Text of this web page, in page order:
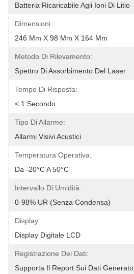
Batteria Ricaricabile Agli Ioni Di Litio
Dimensioni:
246 Mm X 98 Mm X 164 Mm
Metodo Di Rilevamento:
Spettro Di Assorbimento Del Laser
Tempo Di Risposta:
< 1 Secondo
Tipo Di Allarme:
Allarmi Visivi Acustici
Temperatura Operativa:
Da -20°C A 50°C
Intervallo Di Umidità:
0-98% UR (senza Condensa)
Display:
Display Digitale LCD
Registrazione Dei Dati:
Supporta Il Report Sui Dati Generato